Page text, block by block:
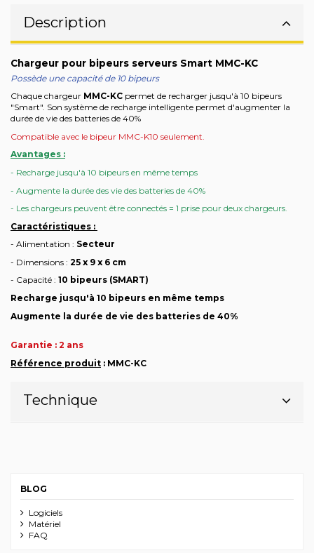
Description
Chargeur pour bipeurs serveurs Smart MMC-KC
Possède une capacité de 10 bipeurs
Chaque chargeur MMC-KC permet de recharger jusqu'à 10 bipeurs
"Smart". Son système de recharge intelligente permet d'augmenter la
durée de vie des batteries de 40%
Compatible avec le bipeur MMC-K10 seulement.
Avantages :
- Recharge jusqu'à 10 bipeurs en même temps
- Augmente la durée des vie des batteries de 40%
- Les chargeurs peuvent être connectés = 1 prise pour deux chargeurs.
Caractéristiques :
- Alimentation : Secteur
- Dimensions : 25 x 9 x 6 cm
- Capacité : 10 bipeurs (SMART)
Recharge jusqu'à 10 bipeurs en même temps
Augmente la durée de vie des batteries de 40%
Garantie : 2 ans
Référence produit : MMC-KC
Technique
BLOG
Logiciels
Matériel
FAQ